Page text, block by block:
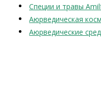
Специи и травы
Аюрведическая
Аюрведические